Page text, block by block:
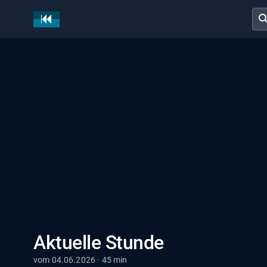
Aktuelle Stunde
vom 04.06.2026 · 45 min